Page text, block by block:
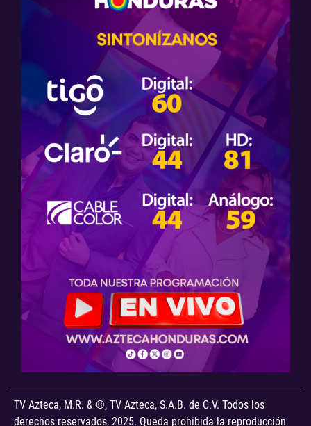
TV Azteca, M.R. & ©, TV Azteca, S.A.B. de C.V. Todos los
derechos reservados, 2025. Queda prohibida la reproducción